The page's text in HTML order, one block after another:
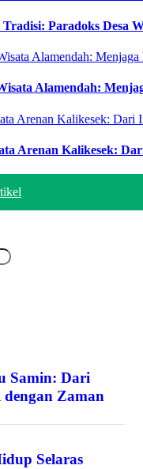
Paradoks Desa
Alamendah:
Arenan Kalikesek:
Samin: Dari
dengan Zaman
Selaras